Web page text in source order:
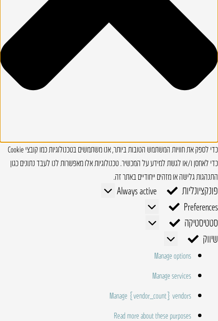
כדי לספק את חוויות המשתמש הטובות ביותר, אנו משתמשים בטכנולוגיות כמו קובצי Cookie
כדי לאחסן ו/או לגשת למידע על המכשיר. טכנולוגיות אלו מאפשרות לנו לעבד נתונים כגון
התנהגות גלישה או מזהים ייחודיים באתר זה.
פונקציונליות פונקציונליות
Always active
Preferences
Preferences
סטטיסטיקה
סטטיסטיקה
שיווק
שיווק
Manage options
Manage services
Manage {vendor_count} vendors
Read more about these purposes